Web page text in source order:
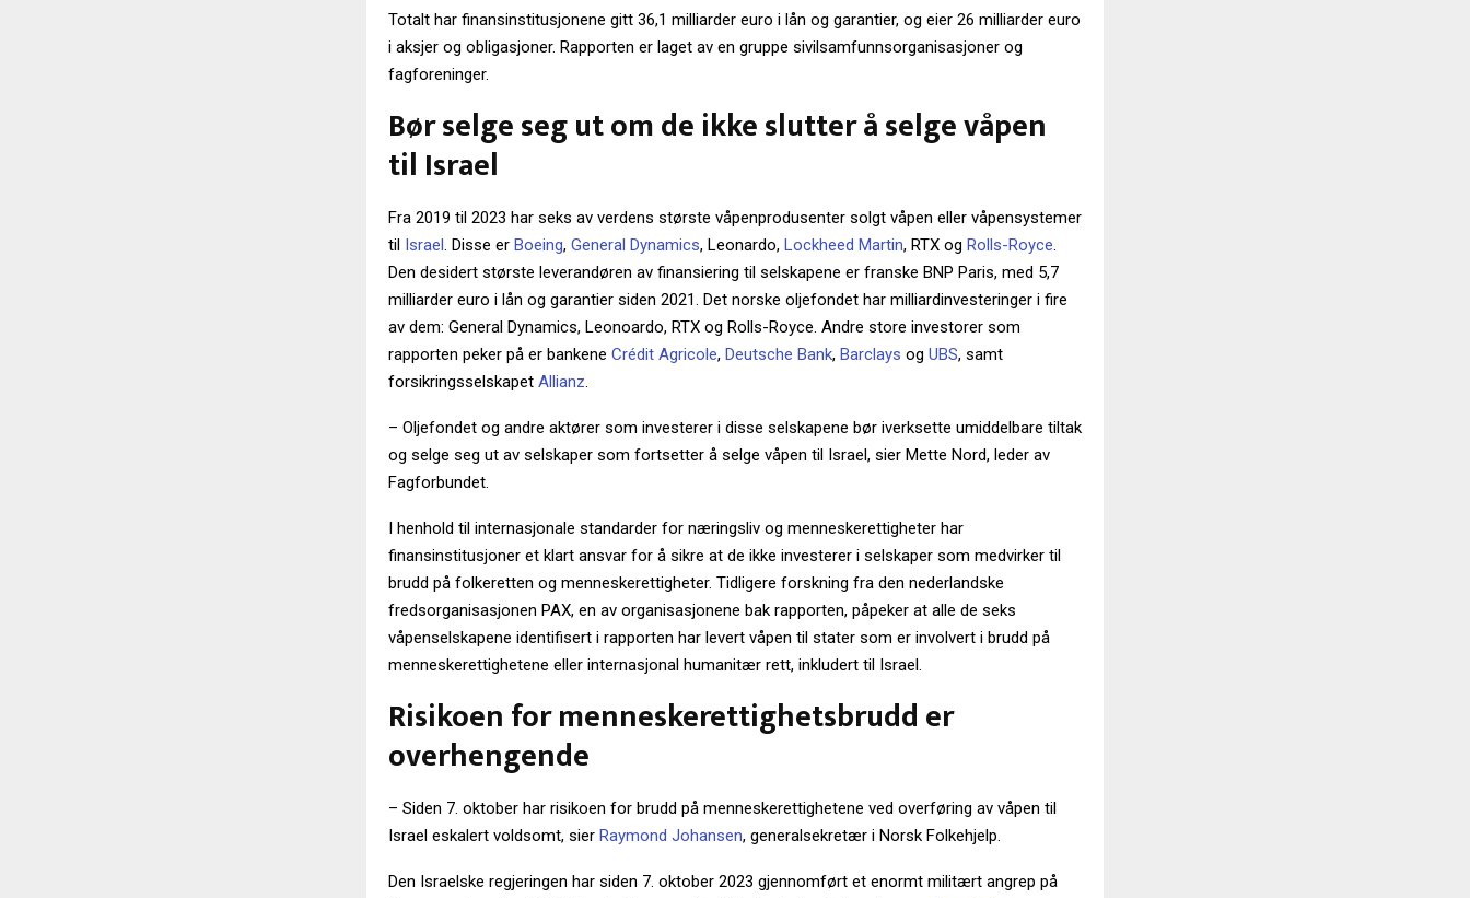
Totalt har finansinstitusjonene gitt 36,1 milliarder euro i lån og garantier, og eier 26 milliarder euro
i aksjer og obligasjoner. Rapporten er laget av en gruppe sivilsamfunnsorganisasjoner og
fagforeninger.
Bør selge seg ut om de ikke slutter å selge våpen
til Israel
Fra 2019 til 2023 har seks av verdens største våpenprodusenter solgt våpen eller våpensystemer
til Israel. Disse er Boeing, General Dynamics, Leonardo, Lockheed Martin, RTX og Rolls-Royce.
Den desidert største leverandøren av finansiering til selskapene er franske BNP Paris, med 5,7
milliarder euro i lån og garantier siden 2021. Det norske oljefondet har milliardinvesteringer i fire
av dem: General Dynamics, Leonoardo, RTX og Rolls-Royce. Andre store investorer som
rapporten peker på er bankene Crédit Agricole, Deutsche Bank, Barclays og UBS, samt
forsikringsselskapet Allianz.
– Oljefondet og andre aktører som investerer i disse selskapene bør iverksette umiddelbare tiltak
og selge seg ut av selskaper som fortsetter å selge våpen til Israel, sier Mette Nord, leder av
Fagforbundet.
I henhold til internasjonale standarder for næringsliv og menneskerettigheter har
finansinstitusjoner et klart ansvar for å sikre at de ikke investerer i selskaper som medvirker til
brudd på folkeretten og menneskerettigheter. Tidligere forskning fra den nederlandske
fredsorganisasjonen PAX, en av organisasjonene bak rapporten, påpeker at alle de seks
våpenselskapene identifisert i rapporten har levert våpen til stater som er involvert i brudd på
menneskerettighetene eller internasjonal humanitær rett, inkludert til Israel.
Risikoen for menneskerettighetsbrudd er
overhengende
– Siden 7. oktober har risikoen for brudd på menneskerettighetene ved overføring av våpen til
Israel eskalert voldsomt, sier Raymond Johansen, generalsekretær i Norsk Folkehjelp.
Den Israelske regjeringen har siden 7. oktober 2023 gjennomført et enormt militært angrep på